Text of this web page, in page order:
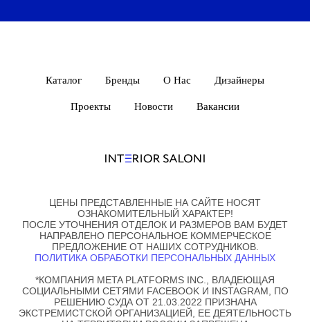
Каталог Бренды О Нас Дизайнеры
Проекты Новости Вакансии
ЦЕНЫ ПРЕДСТАВЛЕННЫЕ НА САЙТЕ НОСЯТ
ОЗНАКОМИТЕЛЬНЫЙ ХАРАКТЕР!
ПОСЛЕ УТОЧНЕНИЯ ОТДЕЛОК И РАЗМЕРОВ ВАМ БУДЕТ
НАПРАВЛЕНО ПЕРСОНАЛЬНОЕ КОММЕРЧЕСКОЕ
ПРЕДЛОЖЕНИЕ ОТ НАШИХ СОТРУДНИКОВ.
ПОЛИТИКА ОБРАБОТКИ ПЕРСОНАЛЬНЫХ ДАННЫХ
*КОМПАНИЯ META PLATFORMS INC., ВЛАДЕЮЩАЯ
СОЦИАЛЬНЫМИ СЕТЯМИ FACEBOOK И INSTAGRAM, ПО
РЕШЕНИЮ СУДА ОТ 21.03.2022 ПРИЗНАНА
ЭКСТРЕМИСТСКОЙ ОРГАНИЗАЦИЕЙ, ЕЕ ДЕЯТЕЛЬНОСТЬ
Напишите ваш вопрос
оставьте свой контактный номер